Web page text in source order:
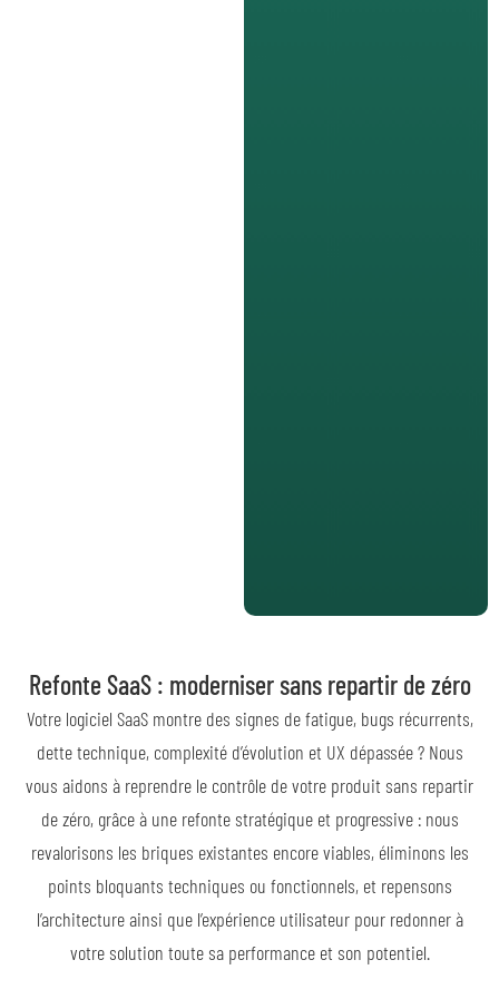
Refonte SaaS : moderniser sans repartir de zéro
Votre logiciel SaaS montre des signes de fatigue, bugs récurrents,
dette technique, complexité d’évolution et UX dépassée ? Nous
vous aidons à reprendre le contrôle de votre produit sans repartir
de zéro, grâce à une refonte stratégique et progressive : nous
revalorisons les briques existantes encore viables, éliminons les
points bloquants techniques ou fonctionnels, et repensons
l’architecture ainsi que l’expérience utilisateur pour redonner à
votre solution toute sa performance et son potentiel.